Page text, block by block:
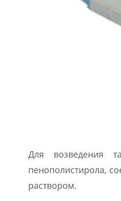
Для возведения
пенополистирола,
раствором.